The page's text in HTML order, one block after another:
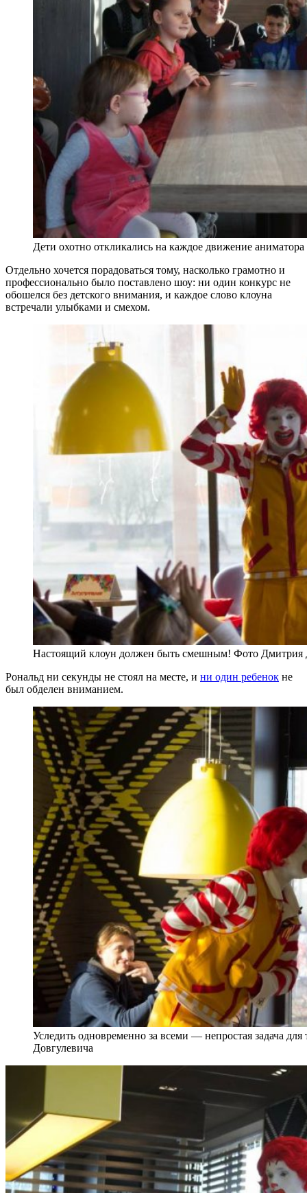
Дети охотно откликались на каждое движение аниматора
Отдельно хочется порадоваться тому, насколько грамотно и
профессионально было поставлено шоу: ни один конкурс не
обошелся без детского внимания, и каждое слово клоуна
встречали улыбками и смехом.
Настоящий клоун должен быть смешным! Фото Дмитрия
Рональд ни секунды не стоял на месте, и ни один ребенок не
был обделен вниманием.
Уследить одновременно за всеми — непростая задача
Довгулевича